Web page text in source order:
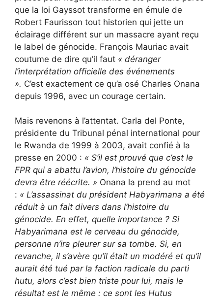
que la loi Gayssot transforme en émule de
Robert Faurisson tout historien qui jette un
éclairage différent sur un massacre ayant reçu
le label de génocide. François Mauriac avait
coutume de dire qu’il faut « déranger
l’interprétation officielle des événements
». C’est exactement ce qu’a osé Charles Onana
depuis 1996, avec un courage certain.
Mais revenons à l’attentat. Carla del Ponte,
présidente du Tribunal pénal international pour
le Rwanda de 1999 à 2003, avait confié à la
presse en 2000 : « S’il est prouvé que c’est le
FPR qui a abattu l’avion, l’histoire du génocide
devra être réécrite. » Onana la prend au mot
: « L’assassinat du président Habyarimana a été
réduit à un fait divers dans l’histoire du
génocide. En effet, quelle importance ? Si
Habyarimana est le cerveau du génocide,
personne n’ira pleurer sur sa tombe. Si, en
revanche, il s’avère qu’il était un modéré et qu’il
aurait été tué par la faction radicale du parti
hutu, alors c’est bien triste pour lui, mais le
résultat est le même : ce sont les Hutus